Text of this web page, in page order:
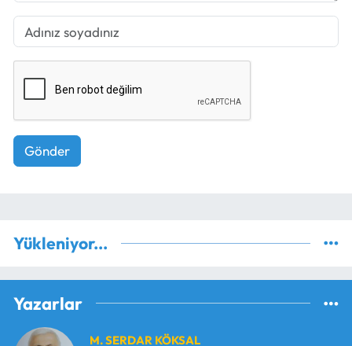
Gönder
Yükleniyor...
Yazarlar
M. SERDAR KÖKSAL